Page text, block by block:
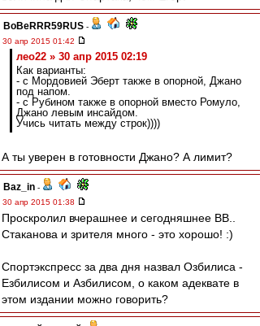
BoBeRRR59RUS -
30 апр 2015 01:42
лео22 » 30 апр 2015 02:19
Как варианты:
- с Мордовией Эберт также в опорной, Джано
под напом.
- с Рубином также в опорной вместо Ромуло,
Джано левым инсайдом.
Учись читать между строк))))
А ты уверен в готовности Джано? А лимит?
Baz_in -
30 апр 2015 01:38
Проскролил вчерашнее и сегодняшнее ВВ..
Стаканова и зрителя много - это хорошо! :)
Спортэкспресс за два дня назвал Озбилиса -
Езбилисом и Азбилисом, о каком адеквате в
этом издании можно говорить?